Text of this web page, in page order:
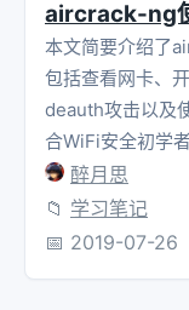
aircrack-ng
本文简要介绍了
包括查看网卡、
deauth攻击以及
合WiFi安全初学
醉月思
📁 学习笔记
📅 2019-07-26